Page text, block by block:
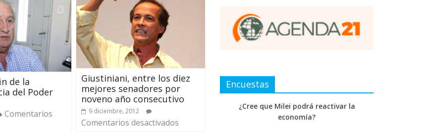
de la
del Poder
Comentarios
Giustiniani, entre los diez
mejores senadores por
noveno año consecutivo
9 diciembre, 2012
Comentarios desactivados
Encuestas
¿Cree que Milei podrá reactivar la
economía?